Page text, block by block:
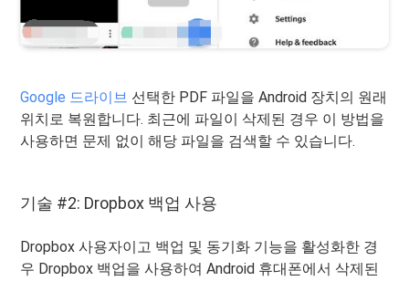
Google 드라이브 선택한 PDF 파일을 Android 장치의 원래
위치로 복원합니다. 최근에 파일이 삭제된 경우 이 방법을
사용하면 문제 없이 해당 파일을 검색할 수 있습니다.
기술 #2: Dropbox 백업 사용
Dropbox 사용자이고 백업 및 동기화 기능을 활성화한 경
우 Dropbox 백업을 사용하여 Android 휴대폰에서 삭제된